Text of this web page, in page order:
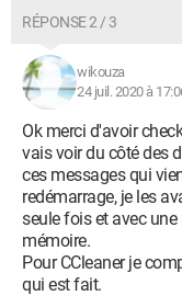
RÉPONSE 2 / 3
wikouza
24 juil. 2020 à
Ok merci d'avoir
vais voir du côté des
ces messages qui
redémarrage, je les
seule fois et avec
mémoire.
Pour CCleaner je
qui est fait.